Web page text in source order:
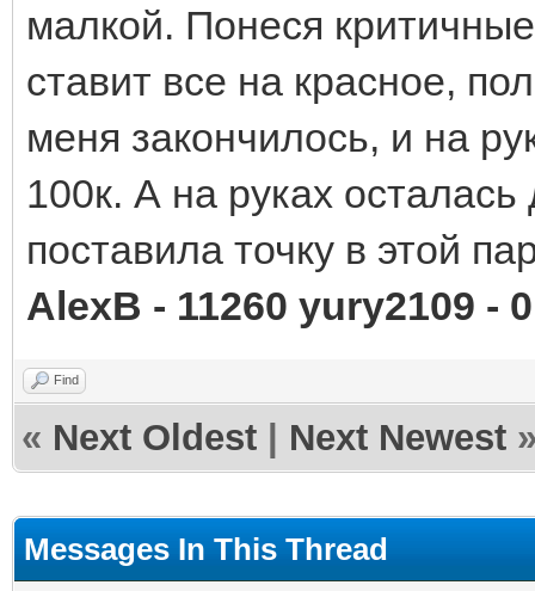
малкой. Понеся
ставит все на красное,
меня закончилось, и на
100к. А на руках осталась
поставила точку в этой
AlexB - 11260 yury2109 - 0
Find
« Next Oldest Next Newest
Messages In This Thread